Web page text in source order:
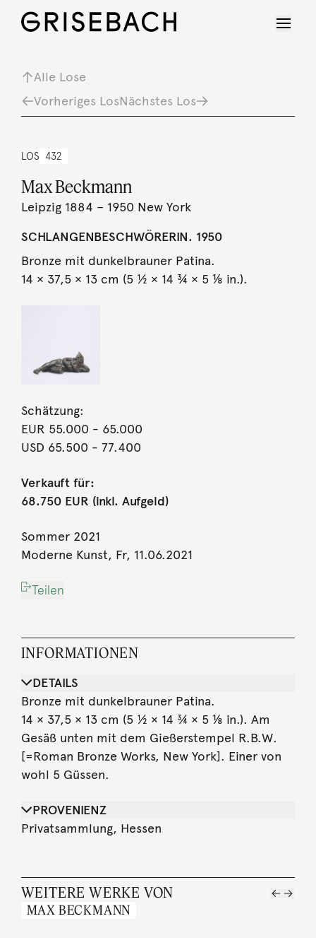
Alle Lose
Vorheriges LosNächstes Los
LOS 432
Max Beckmann
Leipzig 1884 – 1950 New York
SCHLANGENBESCHWÖRERIN. 1950
Bronze mit dunkelbrauner Patina.
14 × 37,5 × 13 cm (5 ½ × 14 ¾ × 5 ⅛ in.).
Schätzung:
EUR 55.000 - 65.000
USD 65.500 - 77.400
Verkauft für:
68.750 EUR (inkl. Aufgeld)
Sommer 2021
Moderne Kunst, Fr, 11.06.2021
Teilen
INFORMATIONEN
DETAILS
Bronze mit dunkelbrauner Patina.
14 × 37,5 × 13 cm (5 ½ × 14 ¾ × 5 ⅛ in.). Am
Gesäß unten mit dem Gießerstempel R.B.W.
[=Roman Bronze Works, New York]. Einer von
wohl 5 Güssen.
PROVENIENZ
Privatsammlung, Hessen
WEITERE WERKE VON
MAX BECKMANN